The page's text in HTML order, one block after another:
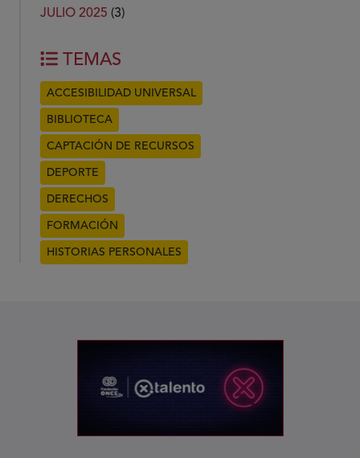
JULIO 2025 (3)
TEMAS
ACCESIBILIDAD UNIVERSAL
BIBLIOTECA
CAPTACIÓN DE RECURSOS
DEPORTE
DERECHOS
FORMACIÓN
HISTORIAS PERSONALES